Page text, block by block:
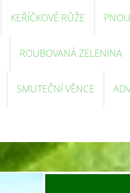
KEŘÍČKOVÉ RŮŽE
ROUBOVANÁ ZELENINA
SMUTEČNÍ VĚNCE